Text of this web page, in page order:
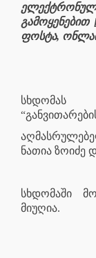
ფოსტა,
სხდომას
ნათია ზოიძე
სხდომაში
მიუღია.